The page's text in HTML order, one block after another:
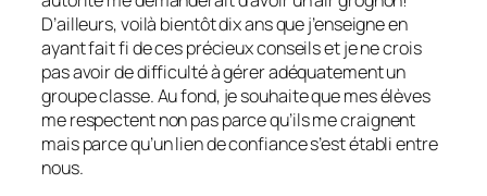
D’ailleurs, voilà bientôt dix ans que j’enseigne en
ayant fait fi de ces précieux conseils et je ne crois
pas avoir de difficulté à gérer adéquatement un
groupe classe. Au fond, je souhaite que mes élèves
me respectent non pas parce qu’ils me craignent
mais parce qu’un lien de confiance s’est établi entre
nous.